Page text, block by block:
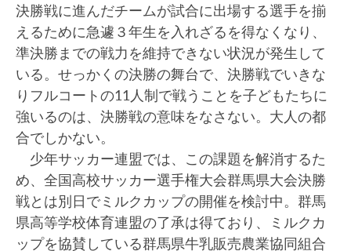
決勝戦に進んだチームが試合に出場する選手を揃
えるために急遽３年生を入れざるを得なくなり、
準決勝までの戦力を維持できない状況が発生して
いる。せっかくの決勝の舞台で、決勝戦でいきな
りフルコートの11人制で戦うことを子どもたちに
強いるのは、決勝戦の意味をなさない。大人の都
合でしかない。
少年サッカー連盟では、この課題を解消するた
め、全国高校サッカー選手権大会群馬県大会決勝
戦とは別日でミルクカップの開催を検討中。群馬
県高等学校体育連盟の了承は得ており、ミルクカ
ップを協賛している群馬県牛乳販売農業協同組合